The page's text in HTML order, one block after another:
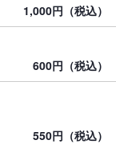
1,000円（税込）
600円（税込）
550円（税込）